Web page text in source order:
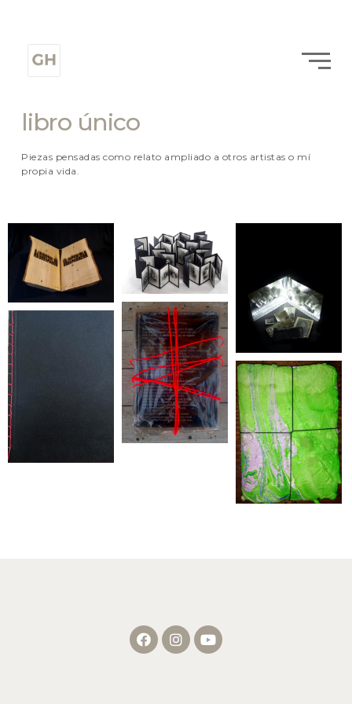
libro único
Piezas pensadas como relato ampliado a otros artistas o mí
propia vida.